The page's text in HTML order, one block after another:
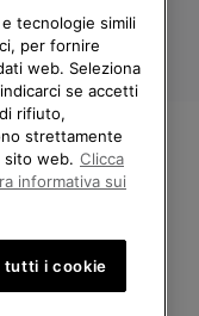
Morgines, 12 1213
SOREL.
DI
tecnologie simili
per fornire
web. Seleziona
se accetti
rifiuto,
strettamente
sito web. Clicca
informativa sui
tutti i cookie